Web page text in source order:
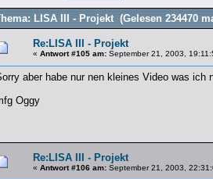
LISA III - Projekt (Gelesen 234470
Re:LISA III - Projekt
« Antwort #105 am: September 21, 2003,
aber habe nur nen kleines Video was
Oggy
Re:LISA III - Projekt
« Antwort #106 am: September 21, 2003,